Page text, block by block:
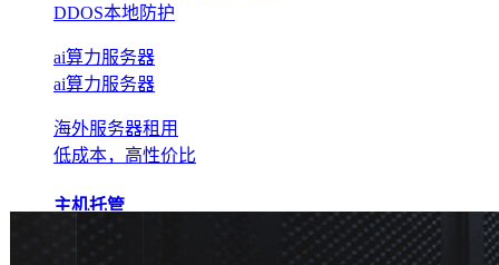
DDOS本地防护
ai算力服务器
ai算力服务器
海外服务器租用
低成本，高性价比
主机托管